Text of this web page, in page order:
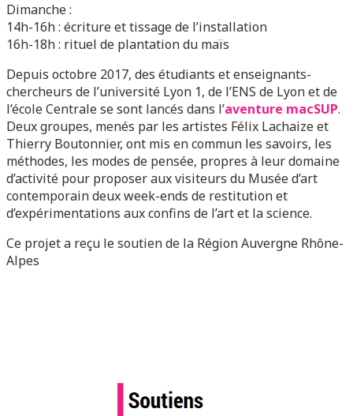
Dimanche :
14h-16h : écriture et tissage de l’installation
16h-18h : rituel de plantation du maïs
Depuis octobre 2017, des étudiants et enseignants-
chercheurs de l’université Lyon 1, de l’ENS de Lyon et de
l’école Centrale se sont lancés dans l’aventure macSUP.
Deux groupes, menés par les artistes Félix Lachaize et
Thierry Boutonnier, ont mis en commun les savoirs, les
méthodes, les modes de pensée, propres à leur domaine
d’activité pour proposer aux visiteurs du Musée d’art
contemporain deux week-ends de restitution et
d’expérimentations aux confins de l’art et la science.
Ce projet a reçu le soutien de la Région Auvergne Rhône-
Alpes